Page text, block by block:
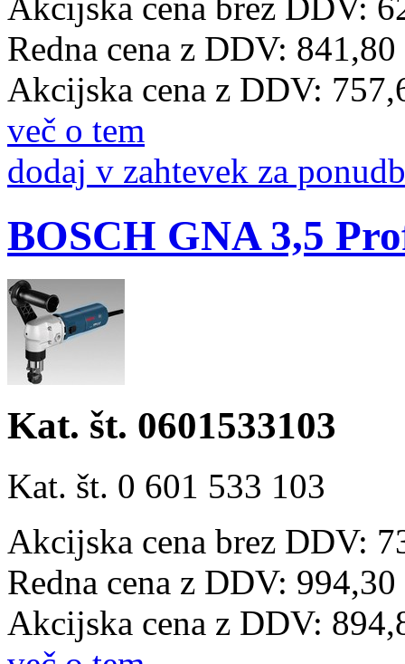
Akcijska cena brez DDV:
Redna cena z DDV: 841,80
Akcijska cena z DDV:
več o tem
dodaj v zahtevek za
BOSCH GNA 3,5
Kat. št. 0601533103
Kat. št. 0 601 533 103
Akcijska cena brez DDV:
Redna cena z DDV: 994,30
Akcijska cena z DDV: